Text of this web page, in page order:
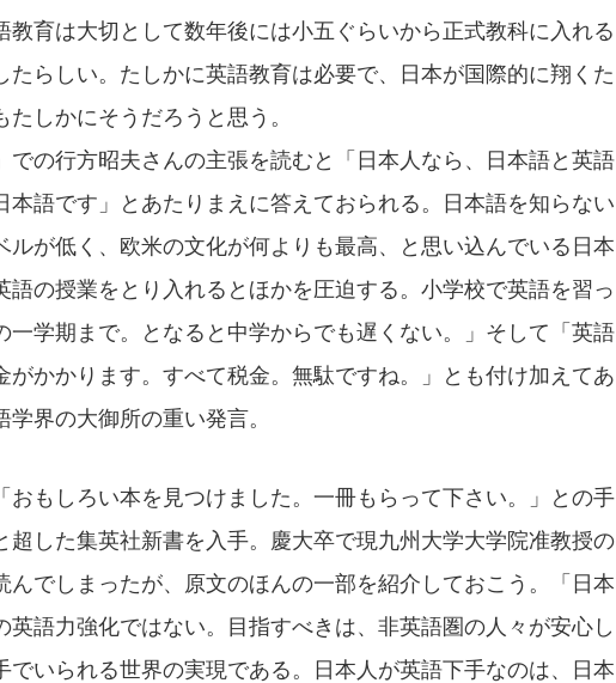
教育は大切として数年後には小五ぐらいから正式教科に入れる
らしい。たしかに英語教育は必要で、日本が国際的に翔くた
しかにそうだろうと思う。
での行方昭夫さんの主張を読むと「日本人なら、日本語と英語
語です」とあたりまえに答えておられる。日本語を知らない
ルが低く、欧米の文化が何よりも最高、と思い込んでいる日本
語の授業をとり入れるとほかを圧迫する。小学校で英語を習っ
一学期まで。となると中学からでも遅くない。」そして「英語
かかります。すべて税金。無駄ですね。」とも付け加えてあ
界の大御所の重い発言。
おもしろい本を見つけました。一冊もらって下さい。」との手
超した集英社新書を入手。慶大卒で現九州大学大学院准教授の
でしまったが、原文のほんの一部を紹介しておこう。「日本
語力強化ではない。目指すべきは、非英語圏の人々が安心し
でいられる世界の実現である。日本人が英語下手なのは、日本